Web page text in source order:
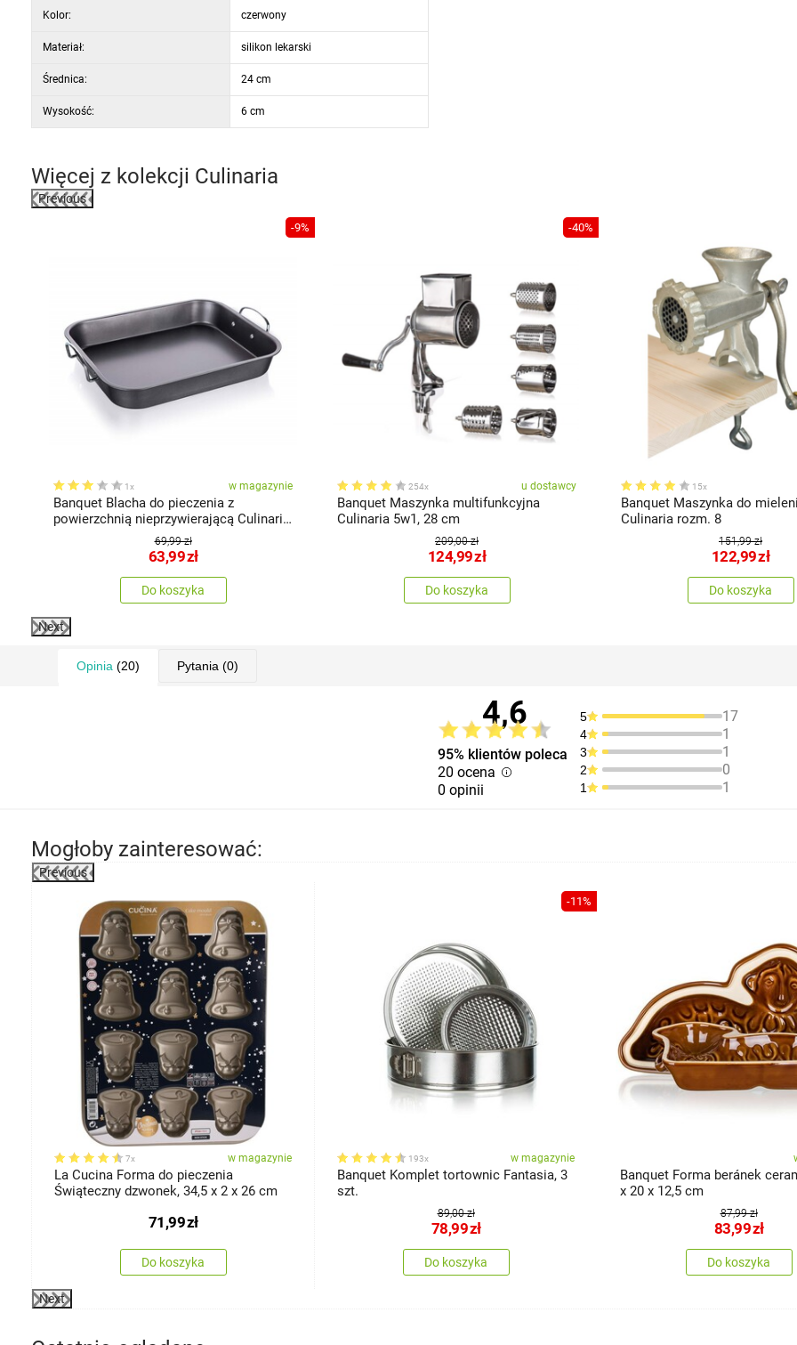
Kolor: czerwony
Materiał: silikon lekarski
Średnica: 24 cm
Wysokość: 6 cm
Więcej z kolekcji Culinaria
Previous
-9%
1x w magazynie
Banquet Blacha do pieczenia z
powierzchnią nieprzywierającą Culinaria,
69,99 zł
63,99zł
Do koszyka
-40%
254x u dostawcy
Banquet Maszynka multifunkcyjna
Culinaria 5w1, 28 cm
209,00 zł
124,99zł
Do koszyka
15x
Banquet Maszynka do
Culinaria rozm. 8
151,99 zł
122,99zł
Do koszyka
Next
Opinia (20) Pytania (0)
4,6
95% klientów poleca
20 ocena
0 opinii
5 17
4 1
3 1
2 0
1 1
Mogłoby zainteresować:
Previous
7x w magazynie
La Cucina Forma do pieczenia
Świąteczny dzwonek, 34,5 x 2 x 26 cm
71,99zł
Do koszyka
-11%
193x w magazynie
Banquet Komplet tortownic Fantasia, 3
szt.
89,00 zł
78,99zł
Do koszyka
Banquet Forma beránek
x 20 x 12,5 cm
87,99 zł
83,99zł
Do koszyka
Next